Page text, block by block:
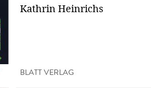
Kathrin Heinrichs
BLATT VERLAG